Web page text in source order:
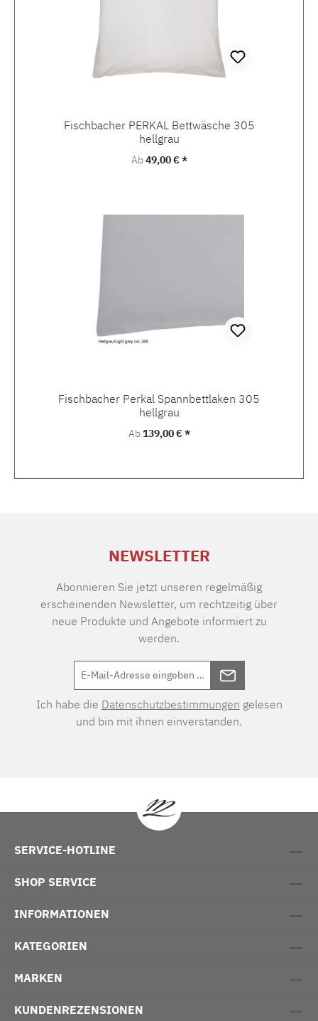
Fischbacher PERKAL Bettwäsche 305
hellgrau
Regulärer Preis:
Ab49,00 € *
Fischbacher Perkal Spannbettlaken 305
hellgrau
Regulärer Preis:
Ab139,00 € *
NEWSLETTER
Abonnieren Sie jetzt unseren regelmäßig
erscheinenden Newsletter, um rechtzeitig über
neue Produkte und Angebote informiert zu
werden.
Ich habe die Datenschutzbestimmungen gelesen
und bin mit ihnen einverstanden.
SERVICE-HOTLINE
SHOP SERVICE
INFORMATIONEN
KATEGORIEN
MARKEN
KUNDENREZENSIONEN